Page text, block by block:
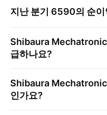
지난 분기 6590의 순
Shibaura
급하나요?
Shibaura
인가요?